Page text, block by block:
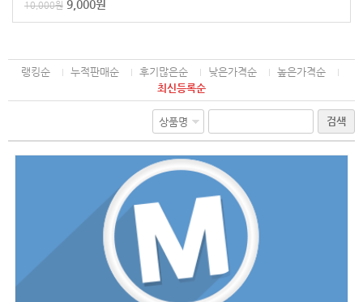
10,000원 9,000원
랭킹순 누적판매순 후기많은순 낮은가격순
높은가격순
최신등록순
검색